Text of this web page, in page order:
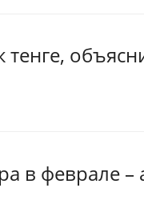
тенге,
в феврале –